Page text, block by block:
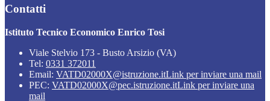
Contatti
Istituto Tecnico Economico Enrico Tosi
Viale Stelvio 173 - Busto Arsizio (VA)
Tel: 0331 372011
Email: VATD02000X@istruzione.itLink per inviare una mail
PEC: VATD02000X@pec.istruzione.itLink per inviare una
mail